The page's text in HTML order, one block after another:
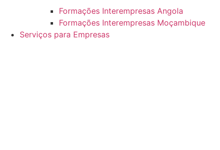
Formações Interempresas Angola
Formações Interempresas Moçambique
Serviços para Empresas